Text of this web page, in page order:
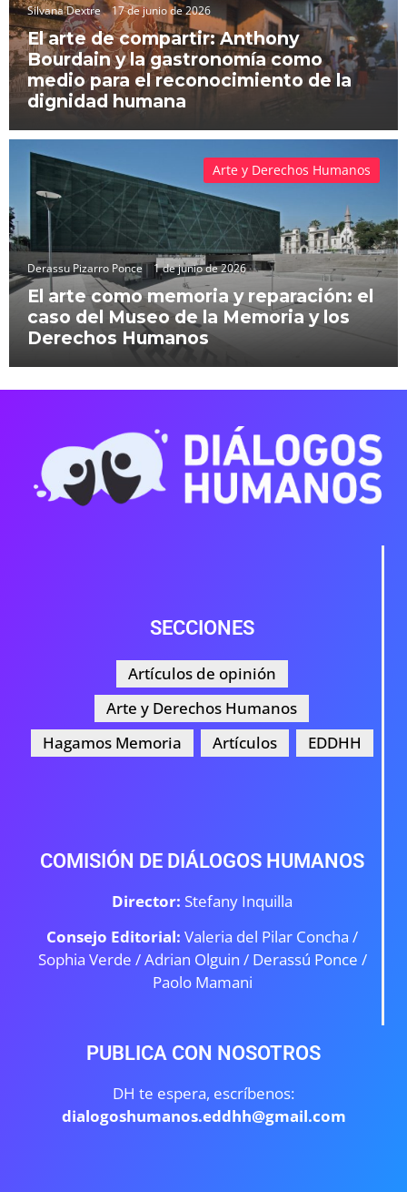
Silvana Dextre 17 de junio de 2026
El arte de compartir: Anthony
Bourdain y la gastronomía como
medio para el reconocimiento de la
dignidad humana
Derassu Pizarro Ponce 1 de junio de 2026
El arte como memoria y reparación: el
caso del Museo de la Memoria y los
Derechos Humanos
Arte y Derechos Humanos
SECCIONES
Artículos de opinión
Arte y Derechos Humanos
Hagamos Memoria
Artículos EDDHH
COMISIÓN DE DIÁLOGOS HUMANOS
Director: Stefany Inquilla
Consejo Editorial: Valeria del Pilar Concha /
Sophia Verde /Adrian Olguin / Derassú Ponce /
Paolo Mamani
PUBLICA CON NOSOTROS
DH te espera, escríbenos:
dialogoshumanos.eddhh@gmail.com